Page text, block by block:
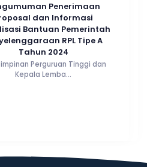
Penerimaan
dan Informasi
Bantuan Pemerintah
RPL Tipe A
Tahun 2024
Perguruan Tinggi dan
Kepala Lemba...